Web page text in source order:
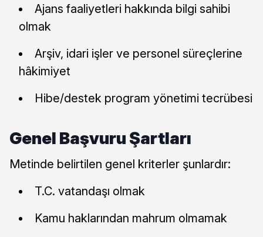
Ajans faaliyetleri hakkında bilgi sahibi
olmak
Arşiv, idari işler ve personel süreçlerine
hâkimiyet
Hibe/destek program yönetimi tecrübesi
Genel Başvuru Şartları
Metinde belirtilen genel kriterler şunlardır:
T.C. vatandaşı olmak
Kamu haklarından mahrum olmamak